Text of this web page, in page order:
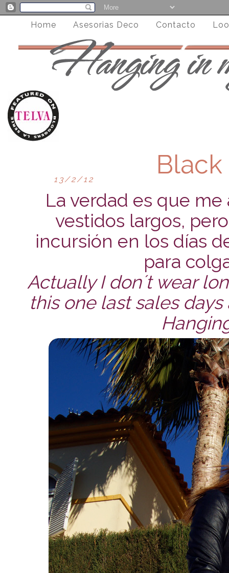
Home Asesorias Deco Contacto
13/2/12
La verdad es que
vestidos largos,
incursión en los días
para
Actually I don´t wear
this one last sales